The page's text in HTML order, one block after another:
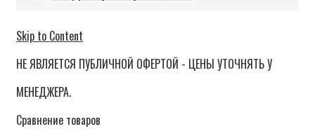
Skip to Content
НЕ ЯВЛЯЕТСЯ ПУБЛИЧНОЙ ОФЕРТОЙ - ЦЕНЫ УТОЧНЯТЬ У
МЕНЕДЖЕРА.
Сравнение товаров